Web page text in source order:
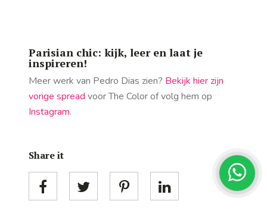
Parisian chic: kijk, leer en laat je
inspireren!
Meer werk van Pedro Dias zien? Bekijk hier zijn
vorige spread voor The Color of volg hem op
Instagram.
Share it